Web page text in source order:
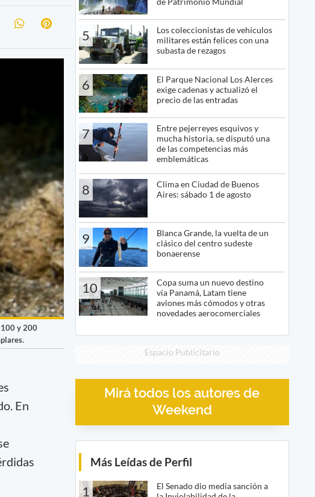
100 y 200
En
5
Los coleccionistas de vehículos
militares están felices con una
subasta de rezagos
6
El Parque Nacional Los Alerces
exige cadenas y actualizó el
precio de las entradas
7
Entre pejerreyes esquivos y
mucha historia, se disputó una
de las competencias más
emblemáticas
8
Clima en Ciudad de Buenos
Aires: sábado 1 de agosto
9
Blanca Grande, la vuelta de un
clásico del centro sudeste
bonaerense
10
Copa suma un nuevo destino
vía Panamá, Latam tiene
aviones más cómodos y otras
novedades aerocomerciales
Espacio Publicitario
Mirá todos los autores de
Weekend
Más Leídas de Perfil
1
El Senado dio media sanción a